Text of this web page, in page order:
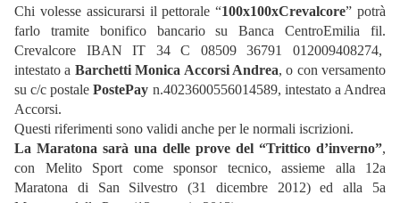
Chi volesse assicurarsi il pettorale “100x100xCrevalcore” potrà
farlo tramite bonifico bancario su Banca CentroEmilia fil.
Crevalcore IBAN IT 34 C 08509 36791 012009408274,
intestato a Barchetti Monica Accorsi Andrea, o con versamento
su c/c postalePostePay n.4023600556014589, intestato a Andrea
Accorsi.
Questi riferimenti sono validi anche per le normali iscrizioni.
La Maratona sarà una delle prove del “Trittico d’inverno”,
con Melito Sport come sponsor tecnico, assieme alla 12a
Maratona di San Silvestro (31 dicembre 2012) ed alla 5a